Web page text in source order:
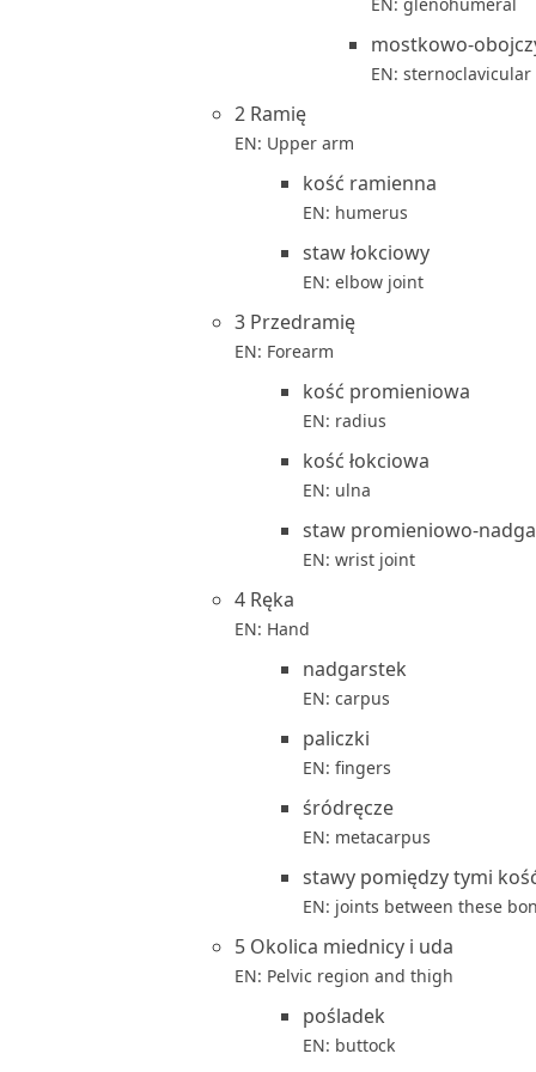
mostkowo-
EN: sternoclavicular
2 Ramię
EN: Upper arm
kość ramienna
EN: humerus
staw łokciowy
EN: elbow joint
3 Przedramię
EN: Forearm
kość promieniowa
EN: radius
kość łokciowa
EN: ulna
staw promieniowo-
EN: wrist joint
4 Ręka
EN: Hand
nadgarstek
EN: carpus
paliczki
EN: fingers
śródręcze
EN: metacarpus
stawy pomiędzy tymi
EN: joints between these
5 Okolica miednicy i uda
EN: Pelvic region and thigh
pośladek
EN: buttock